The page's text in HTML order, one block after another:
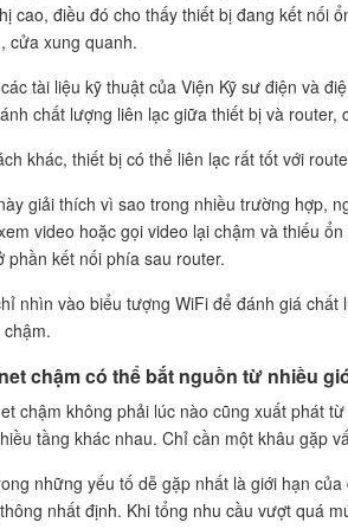
cao, điều đó cho thấy thiết bị đang kết nối
cửa xung quanh.
tài liệu kỹ thuật của Viện Kỹ sư điện và
chất lượng liên lạc giữa thiết bị và
khác, thiết bị có thể liên lạc rất tốt với
giải thích vì sao trong nhiều trường hợp,
video hoặc gọi video lại chậm và thiếu
phần kết nối phía sau router.
nhìn vào biểu tượng WiFi để đánh giá
chậm có thể bắt nguồn từ nhiều
chậm không phải lúc nào cũng xuất phát
tầng khác nhau. Chỉ cần một khâu gặp
những yếu tố dễ gặp nhất là giới hạn
nhất định. Khi tổng nhu cầu vượt quá